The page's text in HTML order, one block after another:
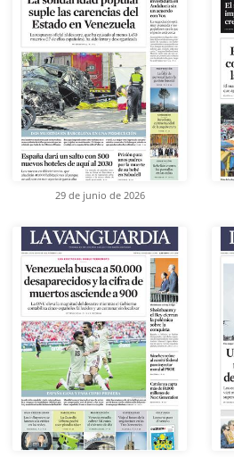
29 de junio de 2026